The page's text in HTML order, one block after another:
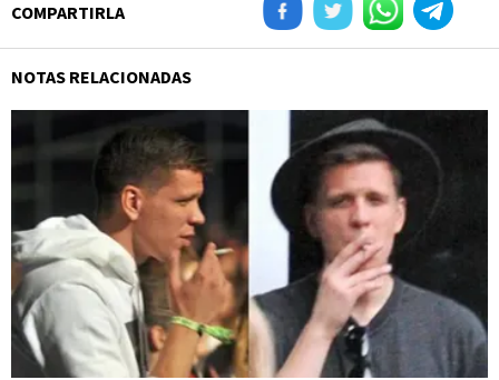
COMPARTIRLA
NOTAS RELACIONADAS